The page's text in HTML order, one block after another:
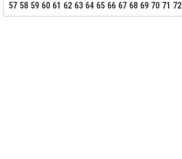
57 58 59 60 61 62 63 64 65 66 67 68 69 70 71 72